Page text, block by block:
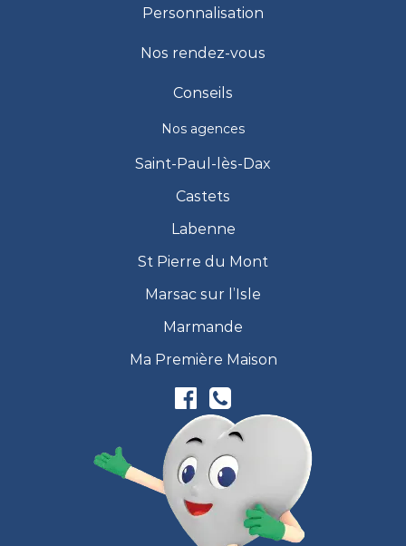
Personnalisation
Nos rendez-vous
Conseils
Nos agences
Saint-Paul-lès-Dax
Castets
Labenne
St Pierre du Mont
Marsac sur l’Isle
Marmande
Ma Première Maison